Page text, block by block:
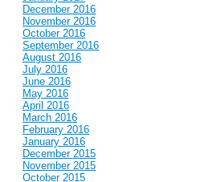
December 2016
November 2016
October 2016
September 2016
August 2016
July 2016
June 2016
May 2016
April 2016
March 2016
February 2016
January 2016
December 2015
November 2015
October 2015